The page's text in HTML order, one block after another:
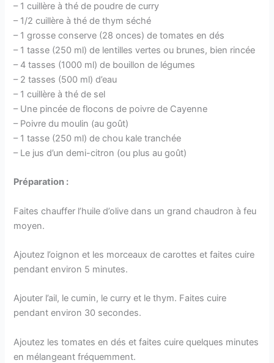
– 1 cuillère à thé de poudre de curry
– 1/2 cuillère à thé de thym séché
– 1 grosse conserve (28 onces) de tomates en dés
– 1 tasse (250 ml) de lentilles vertes ou brunes, bien rincée
– 4 tasses (1000 ml) de bouillon de légumes
– 2 tasses (500 ml) d’eau
– 1 cuillère à thé de sel
– Une pincée de flocons de poivre de Cayenne
– Poivre du moulin (au goût)
– 1 tasse (250 ml) de chou kale tranchée
– Le jus d’un demi-citron (ou plus au goût)
Préparation :
Faites chauffer l’huile d’olive dans un grand chaudron à feu
moyen.
Ajoutez l’oignon et les morceaux de carottes et faites cuire
pendant environ 5 minutes.
Ajouter l’ail, le cumin, le curry et le thym. Faites cuire
pendant environ 30 secondes.
Ajoutez les tomates en dés et faites cuire quelques minutes
en mélangeant fréquemment.